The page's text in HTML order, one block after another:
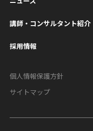
講師・コンサルタント紹介
採用情報
個人情報保護方針
サイトマップ